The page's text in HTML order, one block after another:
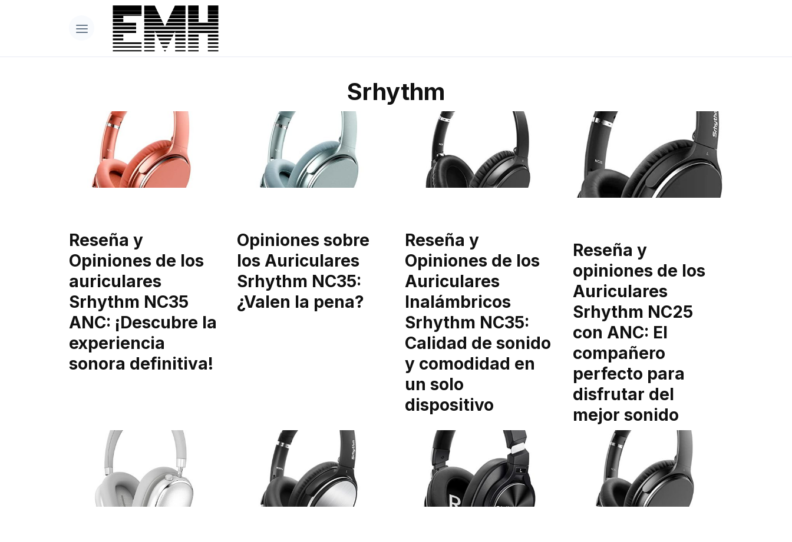
Srhythm
Reseña y
Opiniones de los
auriculares
Srhythm NC35
ANC: ¡Descubre la
experiencia
sonora definitiva!
Opiniones sobre
los Auriculares
Srhythm NC35:
¿Valen la pena?
Reseña y
Opiniones de los
Auriculares
Inalámbricos
Srhythm NC35:
Calidad de sonido
y comodidad en
un solo
dispositivo
Reseña y
opiniones de los
Auriculares
Srhythm NC25
con ANC: El
compañero
perfecto para
disfrutar del
mejor sonido